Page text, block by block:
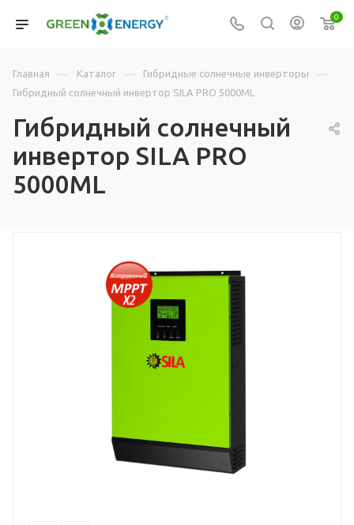
0
Главная — Каталог — Гибридные солнечные инверторы —
Гибридный солнечный инвертор SILA PRO 5000ML
Гибридный солнечный
инвертор SILA PRO
5000ML